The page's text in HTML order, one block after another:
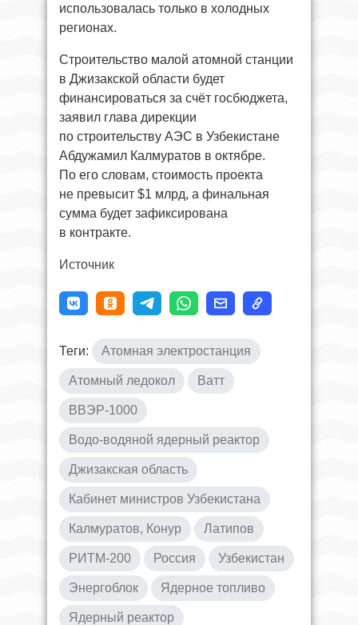
использовалась только в холодных
регионах.
Строительство малой атомной станции
в Джизакской области будет
финансироваться за счёт госбюджета,
заявил глава дирекции
по строительству АЭС в Узбекистане
Абдужамил Калмуратов в октябре.
По его словам, стоимость проекта
не превысит $1 млрд, а финальная
сумма будет зафиксирована
в контракте.
Источник
Теги: Атомная электростанция
Атомный ледокол Ватт
ВВЭР-1000
Водо-водяной ядерный реактор
Джизакская область
Кабинет министров Узбекистана
Калмуратов, Конур Латипов
РИТМ-200 Россия Узбекистан
Энергоблок Ядерное топливо
Ядерный реактор